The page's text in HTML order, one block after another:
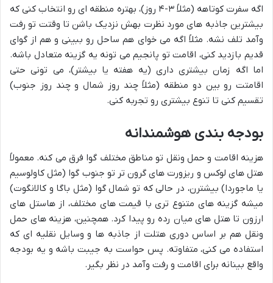
اگه سفرت کوتاهه (مثلاً ۳-۴ روز)، بهتره منطقه ای رو انتخاب کنی که
بیشترین جاذبه های مورد نظرت بهش نزدیک باشن تا وقتت تو رفت
وآمد تلف نشه. مثلاً اگه می خوای هم ساحل رو ببینی و هم از گوای
قدیم بازدید کنی، اقامت تو پانجیم می تونه یه گزینه متعادل باشه.
اما اگه زمان بیشتری داری (یه هفته یا بیشتر)، می تونی حتی
اقامتت رو بین دو منطقه (مثلاً چند روز شمال و چند روز جنوب)
تقسیم کنی تا تنوع بیشتری رو تجربه کنی.
بودجه بندی هوشمندانه
هزینه اقامت و حمل ونقل تو مناطق مختلف گوا فرق می کنه. معمولاً
هتل های لوکس و ریزورت های گرون تر تو جنوب گوا (مثل کاولوسیم
یا ماجوردا) بیشترن، در حالی که تو شمال گوا (مثل باگا و کالانگوت)
میشه گزینه های متنوع تری با قیمت های مختلف، از هاستل های
ارزون تا هتل های میان رده رو پیدا کرد. همچنین، هزینه های حمل
ونقل هم بر اساس دوری هتلت از جاذبه ها و وسایل نقلیه ای که
استفاده می کنی، متفاوته. پس حواست به جیبت باشه و یه بودجه
واقع بینانه برای اقامت و رفت وآمد در نظر بگیر.